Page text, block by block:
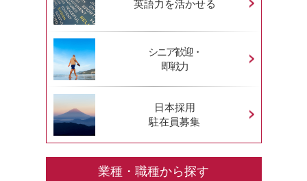
英語力を活かせる
シニア歓迎・
即戦力
日本採用
駐在員募集
業種・職種から探す